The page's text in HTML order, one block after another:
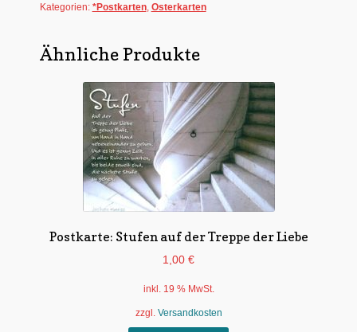
Kategorien: *Postkarten, Osterkarten
Ähnliche Produkte
Postkarte: Stufen auf der Treppe der Liebe
1,00 €
inkl. 19 % MwSt.
zzgl. Versandkosten